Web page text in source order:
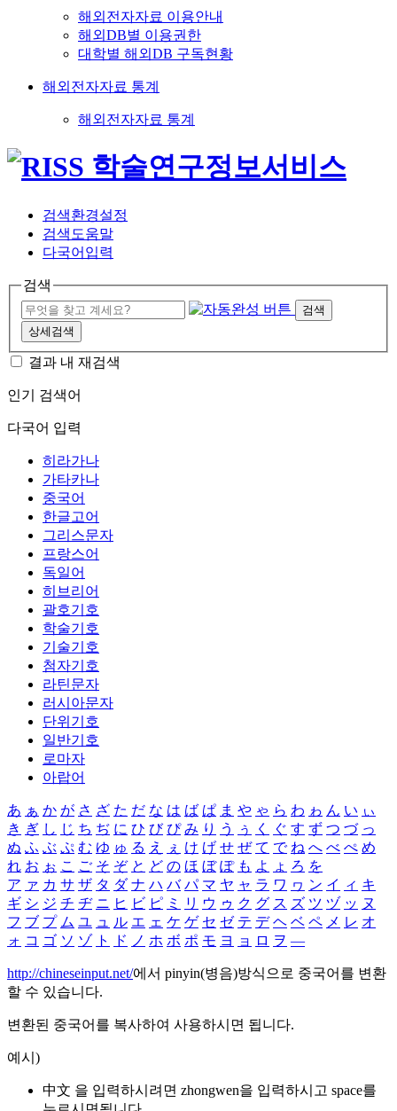
해외전자자료 이용안내
해외DB별 이용권한
대학별 해외DB 구독현황
해외전자자료 통계
해외전자자료 통계
검색환경설정
검색도움말
다국어입력
검색
검색
상세검색
결과 내 재검색
인기 검색어
다국어 입력
히라가나
가타카나
중국어
한글고어
그리스문자
프랑스어
독일어
히브리어
괄호기호
학술기호
기술기호
첨자기호
라틴문자
러시아문자
단위기호
일반기호
로마자
아랍어
あ ぁ か が さ ざ た だ な は ば ぱ ま や ゃ ら わ ゎ ん い ぃ
き ぎ し じ ち ぢ に ひ び ぴ み り う ぅ く ぐ す ず つ づ っ
ぬ ふ ぶ ぷ む ゆ ゅ る え ぇ け げ せ ぜ て で ね へ べ ぺ め
れ お ぉ こ ご そ ぞ と ど の ほ ぼ ぽ も よ ょ ろ を
ア ァ カ サ ザ タ ダ ナ ハ バ パ マ ヤ ャ ラ ワ ヮ ン イ ィ キ
ギ シ ジ チ ヂ ニ ヒ ビ ピ ミ リ ウ ゥ ク グ ス ズ ツ ヅ ッ ヌ
フ ブ プ ム ユ ュ ル エ ェ ケ ゲ セ ゼ テ デ ヘ ベ ペ メ レ オ
ォ コ ゴ ソ ゾ ト ド ノ ホ ボ ポ モ ヨ ョ ロ ヲ ―
http://chineseinput.net/에서 pinyin(병음)방식으로 중국어를 변환
할 수 있습니다.
변환된 중국어를 복사하여 사용하시면 됩니다.
예시)
中文 을 입력하시려면 zhongwen을 입력하시고 space를